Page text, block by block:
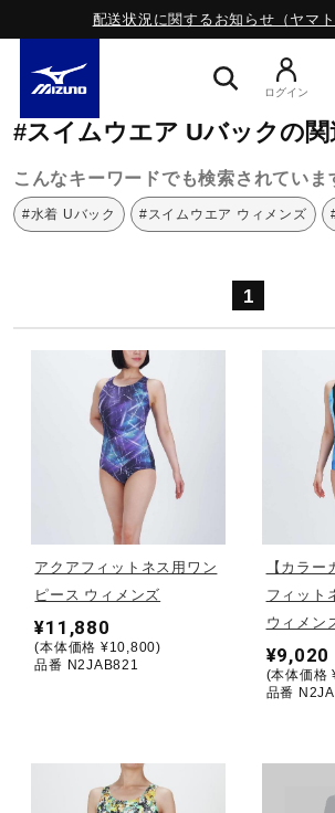
配送状況に関するお知らせ（ヤマト
ライフスタイルウエア
サッカー／フットサル
トレーニング
野球
ゴルフ
バレーボール
ログイン
ミズノ公式オンライン Uバック
#スイムウエア Uバックの関
こんなキーワードでも検索されていま
#水着 Uバック #スイムウエア ウィメンズ
1
アクアフィットネス用ワン
ピース ウィメンズ
¥11,880
(本体価格 ¥10,800)
品番 N2JAB821
【カラ
フィット
ウィメン
¥9,020
(本体価格
品番